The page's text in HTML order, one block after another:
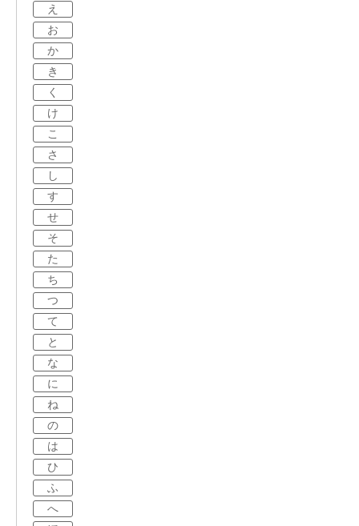
え
お
か
き
く
け
こ
さ
し
す
せ
そ
た
ち
つ
て
と
な
に
ね
の
は
ひ
ふ
へ